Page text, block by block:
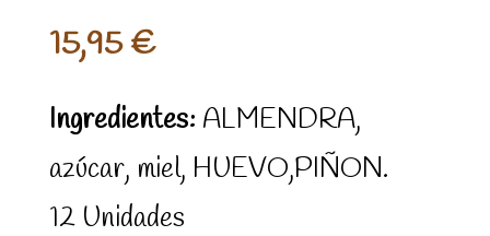
15,95€
Ingredientes: ALMENDRA,
azúcar, miel, HUEVO,PIÑON.
12 Unidades